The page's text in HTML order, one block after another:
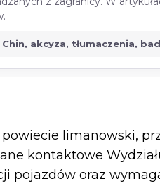
limanowski,
kontaktowe
pojazdów oraz
akcyza, tłumaczenia,